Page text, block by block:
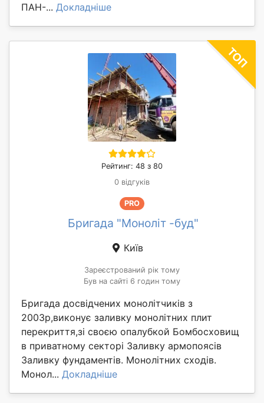
ПАН-... Докладніше
Рейтинг: 48 з 80
0 відгуків
PRO
Бригада "Моноліт -буд"
Київ
Зареєстрований рік тому
Був на сайті 6 годин тому
Бригада досвідчених монолітчиків з
2003р,виконує заливку монолітних плит
перекриття,зі своєю опалубкой Бомбосховищ
в приватному секторі Заливку армопоясів
Заливку фундаментів. Монолітних сходів.
Монол... Докладніше